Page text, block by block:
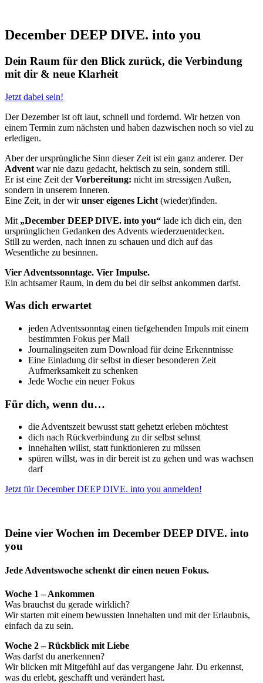
December DEEP DIVE. into you
Dein Raum für den Blick zurück, die Verbindung
mit dir & neue Klarheit
Jetzt dabei sein!
Der Dezember ist oft laut, schnell und fordernd. Wir hetzen von
einem Termin zum nächsten und haben dazwischen noch so viel zu
erledigen.
Aber der ursprüngliche Sinn dieser Zeit ist ein ganz anderer. Der
Advent war nie dazu gedacht, hektisch zu sein, sondern still.
Er ist eine Zeit derVorbereitung: nicht im stressigen Außen,
sondern in unserem Inneren.
Eine Zeit, in der wirunser eigenes Licht (wieder)finden.
Mit „December DEEP DIVE. into you“ lade ich dich ein, den
ursprünglichen Gedanken des Advents wiederzuentdecken.
Still zu werden, nach innen zu schauen und dich auf das
Wesentliche zu besinnen.
Vier Adventssonntage. Vier Impulse.
Ein achtsamer Raum, in dem du bei dir selbst ankommen darfst.
Was dich erwartet
jeden Adventssonntag einen tiefgehenden Impuls mit einem
bestimmten Fokus per Mail
Journalingseiten zum Download für deine Erkenntnisse
Eine Einladung dir selbst in dieser besonderen Zeit
Aufmerksamkeit zu schenken
Jede Woche ein neuer Fokus
Für dich, wenn du…
die Adventszeit bewusst statt gehetzt erleben möchtest
dich nach Rückverbindung zu dir selbst sehnst
innehalten willst, statt funktionieren zu müssen
spüren willst, was in dir bereit ist zu gehen und was wachsen
darf
Jetzt für December DEEP DIVE. into you anmelden!
Deine vier Wochen im December DEEP DIVE. into
you
Jede Adventswoche schenkt dir einen neuen Fokus.
Woche 1 – Ankommen
Was brauchst du gerade wirklich?
Wir starten mit einem bewussten Innehalten und mit der Erlaubnis,
einfach da zu sein.
Woche 2 – Rückblick mit Liebe
Was darfst du anerkennen?
Wir blicken mit Mitgefühl auf das vergangene Jahr. Du erkennst,
was du erlebt, geschafft und verändert hast.